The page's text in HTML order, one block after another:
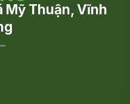
Mỹ Thuận, Vĩnh